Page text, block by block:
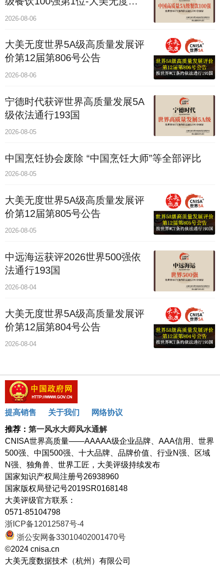
价通193国
2026-08-06
大美无度世界5A级高质量发展评
价第12届第806号公告
2026-08-06
宁德时代获评世界高质量发展5A
级依法通行193国
2026-08-05
中国烹饪协会废除 “中国烹饪大师”等全部评比
2026-08-05
大美无度世界5A级高质量发展评
价第12届第805号公告
2026-08-05
中远海运获评2026世界500强依
法通行193国
2026-08-04
大美无度世界5A级高质量发展评
价第12届第804号公告
2026-08-04
提高销售 关于我们
网络协议
推荐： 第一风水大师风水通解
CNISA世界高质量——AAAAA级企业品牌、AAA信用、世界
500强、中国500强、十大品牌、品牌价值、行业N强、区域
N强、独角兽、世界工匠，大美评级持续发布
国家知识产权局注册号26938960
国家版权局登记号2019SR0168148
大美评级官方联系：
0571-85104798
浙ICP备12012587号-4
浙公安网备33010402001470号
©2024 cnisa.cn
大美无度数据技术（杭州）有限公司